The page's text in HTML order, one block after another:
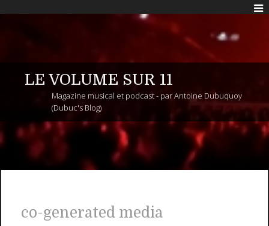
LE VOLUME SUR 11
Magazine musical et podcast - par Antoine Dubuquoy
(Dubuc's Blog)
co-generated media